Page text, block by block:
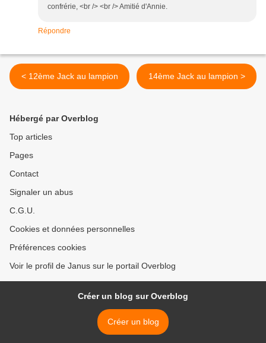
confrérie, <br /> <br /> Amitié d'Annie.
Répondre
< 12ème Jack au lampion 14ème Jack au lampion >
Hébergé par Overblog
Top articles
Pages
Contact
Signaler un abus
C.G.U.
Cookies et données personnelles
Préférences cookies
Voir le profil de Janus sur le portail Overblog
Créer un blog sur Overblog
Créer un blog